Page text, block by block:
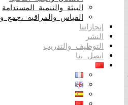
البيئة والتنمية المستدامة
القياس والمراقبة ،جمع
إنجازاتنا
النشر
التوظيف والتدريب
اتصل بنا